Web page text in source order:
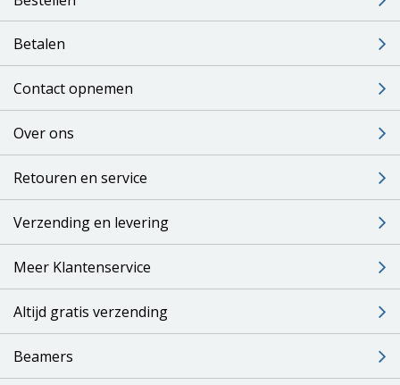
Betalen
Contact opnemen
Over ons
Retouren en service
Verzending en levering
Meer Klantenservice
Altijd gratis verzending
Beamers